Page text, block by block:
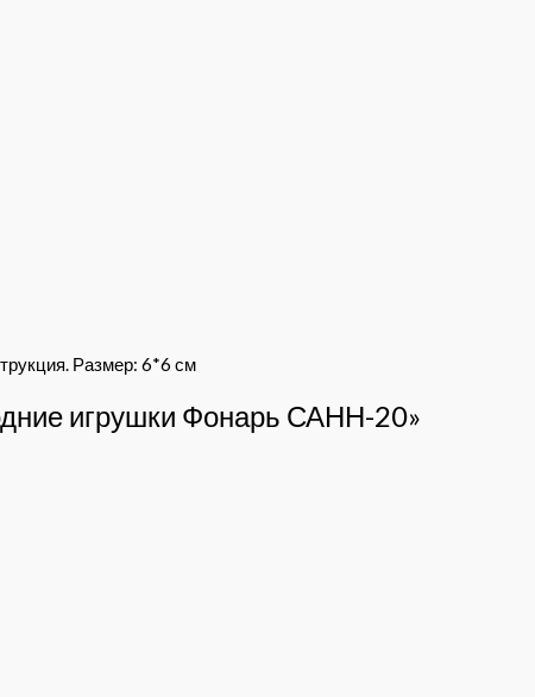
Размер: 6*6 см
игрушки Фонарь САНН-20»